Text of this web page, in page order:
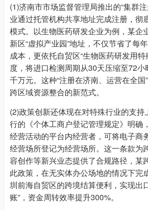
(1)济南市市场监督管理局推出的“集群
业通过托管机构共享地址完成注册，彻
模式。以生物医药研发企业为例，某企
新区“虚拟产业园”地址，不仅节省了每
成本，更依托自贸区“生物医药研发用特
度，将进口检测周期从30天压缩至72小
千万元。这种“注册在济南、运营在全国
跨区域资源整合的新范式。
(2)政策创新还体现在对特殊行业的支
行的《个体工商户登记管理规定》明确
经营活动的平台内经营者，可将电子商
经营场所登记为经营场所。这一条款为
容创作等新兴业态提供了合规路径，某
此政策，在无实体办公场地的情况下完
圳前海自贸区的跨境结算便利，实现出
账”，资金周转效率提升300%。